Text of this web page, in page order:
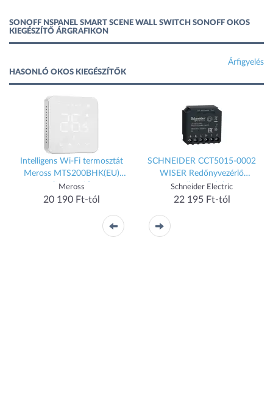
SONOFF NSPANEL SMART SCENE WALL SWITCH SONOFF OKOS
KIEGÉSZÍTŐ ÁRGRAFIKON
Árfigyelés
HASONLÓ OKOS KIEGÉSZÍTŐK
Intelligens Wi-Fi termosztát
Meross MTS200BHK(EU)
(HomeKit)
Meross
20 190 Ft-tól
SCHNEIDER CCT5015-0002
WISER Redőnyvezérlő
mikromodul
Schneider Electric
22 195 Ft-tól